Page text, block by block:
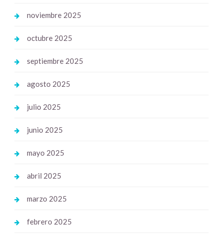
noviembre 2025
octubre 2025
septiembre 2025
agosto 2025
julio 2025
junio 2025
mayo 2025
abril 2025
marzo 2025
febrero 2025